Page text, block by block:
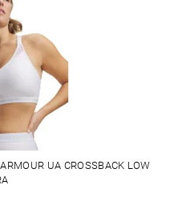
UA CROSSBACK LOW